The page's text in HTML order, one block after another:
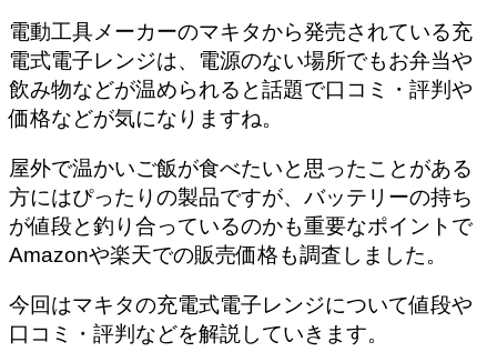
電動工具メーカーのマキタから発売されている充
電式電子レンジは、電源のない場所でもお弁当や
飲み物などが温められると話題で口コミ・評判や
価格などが気になりますね。
屋外で温かいご飯が食べたいと思ったことがある
方にはぴったりの製品ですが、バッテリーの持ち
が値段と釣り合っているのかも重要なポイントで
Amazonや楽天での販売価格も調査しました。
今回はマキタの充電式電子レンジについて値段や
口コミ・評判などを解説していきます。